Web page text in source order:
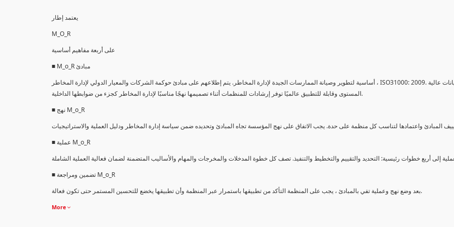
يعتمد إطار
M_O_R
■ M_o_R مبادئ
أساسية لتطوير وصيانة الممارسات الجيدة لإدارة المخاطر. يتم إطلاعهم على مبادئ حوكمة الشركات والمعيار الدولي لإدارة المخاطر ، ISO31000: 2009. وهي بيانات عالية
المستوى وقابلة للتطبيق عالميًا توفر إرشادات للمنظمات أثناء تصميمها نهجًا مناسبًا لإدارة المخاطر كجزء من ضوابطها الداخلية.
■ نهج M_o_R
■ عملية M_o_R
■ تضمين ومراجعة M_o_R
بعد وضع نهج وعملية تفي بالمبادئ ، يجب على المنظمة التأكد من تطبيقها باستمرار عبر المنظمة وأن تطبيقها يخضع للتحسين المستمر حتى تكون فعالة.
More